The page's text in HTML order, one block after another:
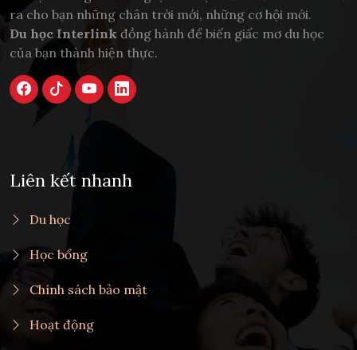
ra cho bạn những chân trời mới, những cơ hội mới.
Du học Interlink đồng hành để biến giấc mơ du học
của bạn thành hiện thực.
Liên kết nhanh
Du học
Học bổng
Chính sách bảo mật
Hoạt động